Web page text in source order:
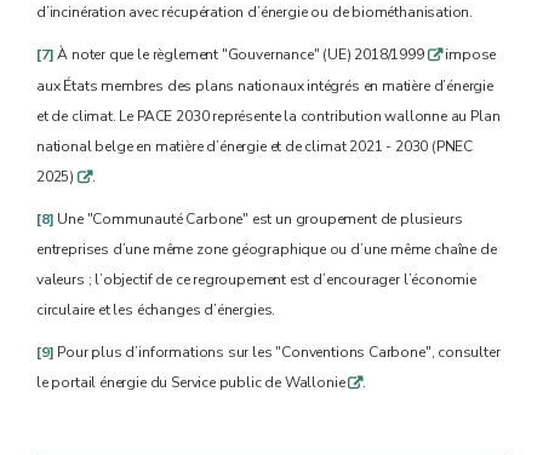
d’incinération avec récupération d’énergie ou de biométhanisation.
[7]À noter que le règlement "Gouvernance" (UE) 2018/1999 qimpose
aux États membres des plans nationaux intégrés en matière d’énergie
et de climat. Le PACE 2030 représente la contribution wallonne au Plan
national belge en matière d’énergie et de climat 2021 - 2030 (PNEC
2025) q.
[8] Une "Communauté Carbone" est un groupement de plusieurs
entreprises d’une même zone géographique ou d’une même chaîne de
valeurs ; l’objectif de ce regroupement est d’encourager l’économie
circulaire et les échanges d’énergies.
[9] Pour plus d’informations sur les "Conventions Carbone", consulter
le portail énergie du Service public de Wallonieq.